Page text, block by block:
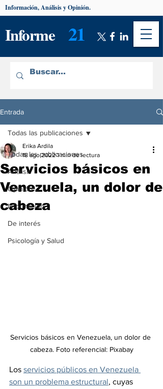
Informe 21
Información, Análisis y Opinión.
Entrada
Todas las publicaciones
Análisis
Opinión
Información
De interés
Psicología y Salud
Todas las publicaciones
Servicios básicos en
Venezuela, un dolor de
cabeza
Erika Ardila
18 ago 2022 1 min de lectura
Servicios básicos en Venezuela, un dolor de
cabeza. Foto referencial: Pixabay
Los servicios públicos en Venezuela
son un problema estructural, cuyas